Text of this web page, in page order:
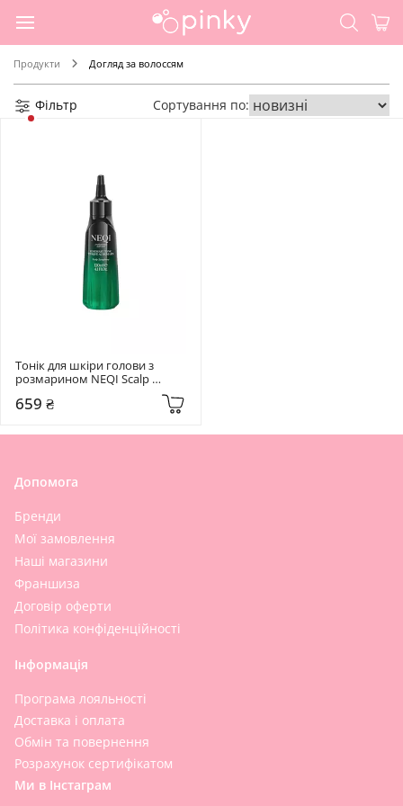
Продукти Догляд за волоссям
Фільтр Сортування по:
Тонік для шкіри голови з
розмарином NEQI Scalp
Symphony Rosemary Tonic 120
мл
659 ₴
Допомога
Бренди
Мої замовлення
Наші магазини
Франшиза
Договір оферти
Політика конфіденційності
Інформація
Програма лояльності
Доставка і оплата
Обмін та повернення
Розрахунок сертифікатом
Ми в Інстаграм